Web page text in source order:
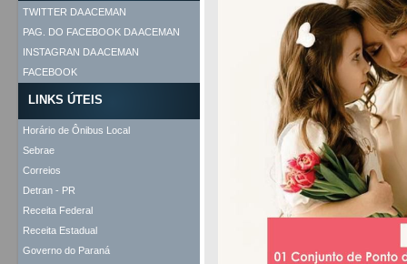
TWITTER DA ACEMAN
PAG. DO FACEBOOK DA ACEMAN
INSTAGRAN DA ACEMAN
FACEBOOK
LINKS ÚTEIS
Horário de Ônibus Local
Sebrae
Correios
Detran - PR
Receita Federal
Receita Estadual
Governo do Paraná